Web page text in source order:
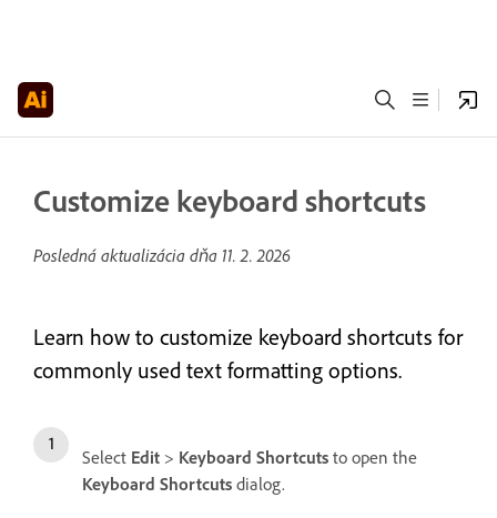
Customize keyboard shortcuts
Posledná aktualizácia dňa 11. 2. 2026
Learn how to customize keyboard shortcuts for
commonly used text formatting options.
Select Edit > Keyboard Shortcuts to open the
Keyboard Shortcuts dialog.